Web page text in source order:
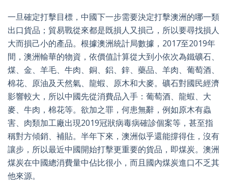
一旦確定打擊目標，中國下一步需要決定打擊澳洲的哪一類
出口貨品；貿易戰從來都是既損人又損己，所以要尋找損人
大而損己小的產品。根據澳洲統計局數據， 2017至2019年
間，澳洲輸華的物資，依價值計算從大到小依次為鐵礦石、
煤、金、羊毛、牛肉、銅、鋁、鋅、藥品、羊肉、葡萄酒、
棉花、原油及天然氣、龍蝦、原木和大麥。礦石對國民經濟
影響較大，所以中國先從消費品入手：葡萄酒、龍蝦、大
麥、牛肉，棉花等。欲加之罪，何患無辭，例如原木有蟲
害、肉類加工廠出現2019冠狀病毒病確診個案等，甚至指
稱對方傾銷、補貼。半年下來，澳洲似乎還能撐得住，沒有
讓步，所以最近中國開始打擊更重要的貨品，即煤炭。澳洲
煤炭在中國總消費量中佔比很小，而且國內煤炭進口不乏其
他來源。